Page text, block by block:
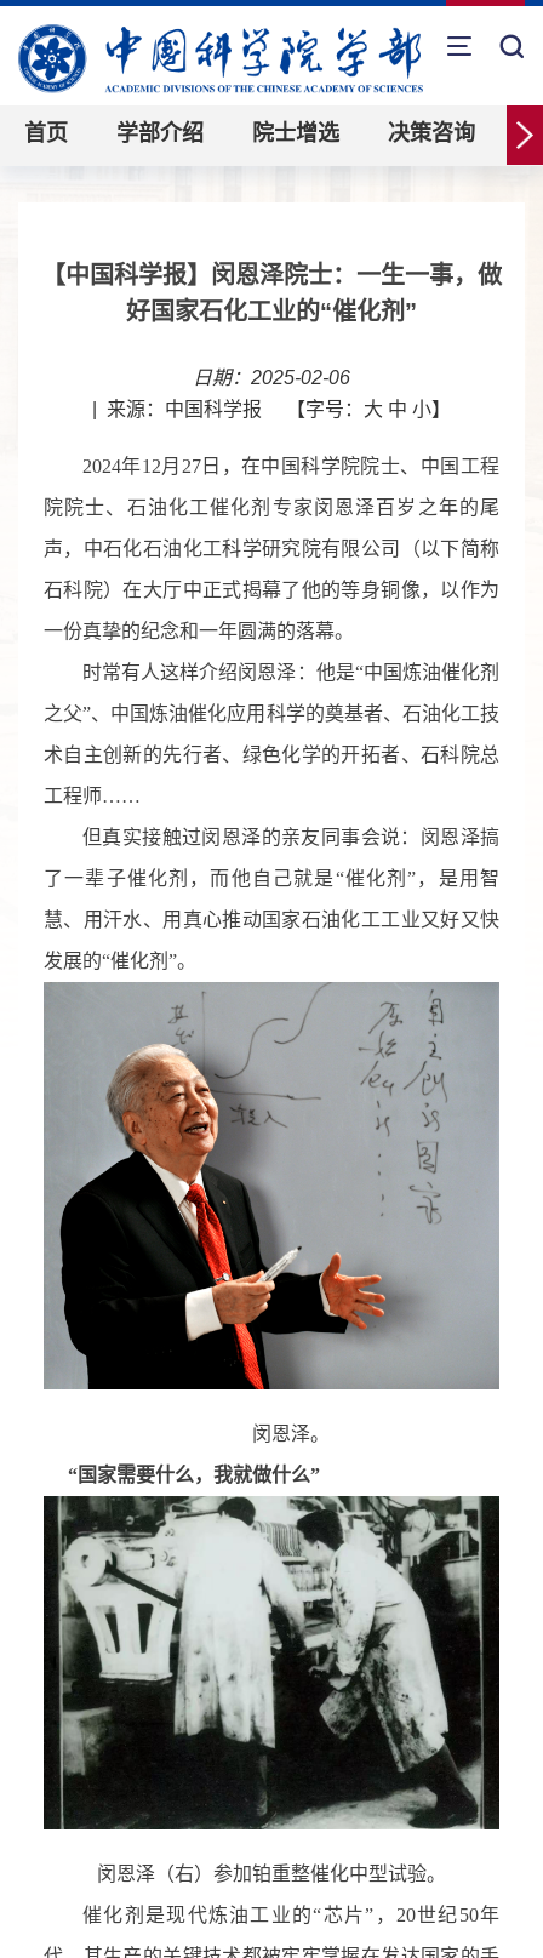
首页 学部介绍 院士增选 决策咨询
【中国科学报】闵恩泽院士：一生一事，做
好国家石化工业的“催化剂”
日期：2025-02-06
来源：中国科学报 【字号： 大 中 小】
2024年12月27日，在中国科学院院士、中国工程
院院士、石油化工催化剂专家闵恩泽百岁之年的尾
声，中石化石油化工科学研究院有限公司（以下简称
石科院）在大厅中正式揭幕了他的等身铜像，以作为
一份真挚的纪念和一年圆满的落幕。
时常有人这样介绍闵恩泽：他是“中国炼油催化剂
之父”、中国炼油催化应用科学的奠基者、石油化工技
术自主创新的先行者、绿色化学的开拓者、石科院总
工程师……
但真实接触过闵恩泽的亲友同事会说：闵恩泽搞
了一辈子催化剂，而他自己就是“催化剂”，是用智
慧、用汗水、用真心推动国家石油化工工业又好又快
发展的“催化剂”。
闵恩泽。
“国家需要什么，我就做什么”
闵恩泽（右）参加铂重整催化中型试验。
催化剂是现代炼油工业的“芯片”，20世纪50年